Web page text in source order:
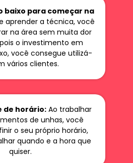
baixo para começar na
aprender a técnica, você
na área sem muita dor
o investimento em
você consegue utilizá-
vários clientes.
de horário:Ao trabalhar
de unhas, você
o seu próprio horário,
quando e a hora que
quiser.